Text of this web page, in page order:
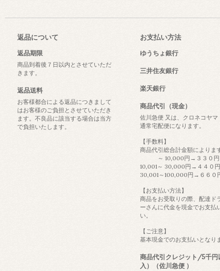
返品について
返品期限
商品到着後７日以内とさせていただ
きます。
返品送料
お客様都合による返品につきまして
はお客様のご負担とさせていただき
ます。不良品に該当する場合は当方
で負担いたします。
お支払い方法
ゆうちょ銀行
三井住友銀行
楽天銀行
商品代引（現金）
佐川急便 又は、クロネコヤマ
通常宅配便になります。
【手数料】
商品代引総合計金額によりま
～ 10,000円→３３０円
10,001～ 30,000円→４４０円
30,001～100,000円→６６０
【お支払い方法】
商品をお受取りの際、配達ド
ーさんに代金を現金でお支払
い。
【ご注意】
基本現金でのお支払いとなり
商品代引クレジット/5千円
入）（佐川急便 ）